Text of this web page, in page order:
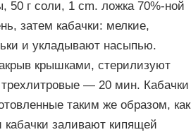
г соли, 1 cm. ложка 70%-ной
затем кабачки: мелкие,
и укладывают насыпью.
крышками, стерилизуют
— 20 мин. Кабачки
таким же образом, как
заливают кипящей